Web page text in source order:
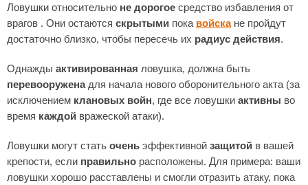
Ловушки относительно не дорогое средство избавления от
врагов . Они остаются скрытыми пока войскане пройдут
достаточно близко, чтобы пересечь их радиус действия.
Однажды активированная ловушка, должна быть
перевооруженадля начала нового оборонительного акта (за
исключением клановых войн, где все ловушки активны во
время каждой вражеской атаки).
Ловушки могут стать очень эффективной защитой в вашей
крепости, если правильно расположены. Для примера: ваши
ловушки хорошо расставлены и смогли отразить атаку, пока